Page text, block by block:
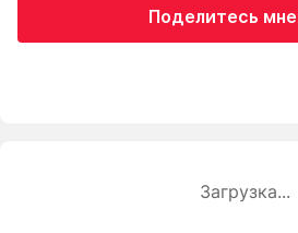
Поделитесь
Загрузка...